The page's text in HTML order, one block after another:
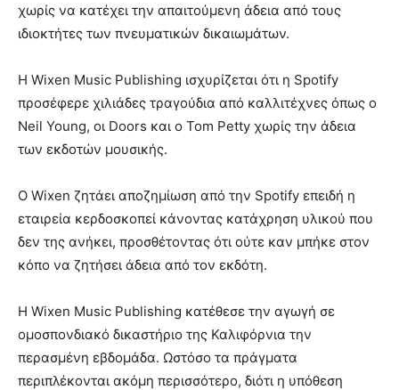
χωρίς να κατέχει την απαιτούμενη άδεια από τους
ιδιοκτήτες των πνευματικών δικαιωμάτων.
Η Wixen Music Publishing ισχυρίζεται ότι η Spotify
προσέφερε χιλιάδες τραγούδια από καλλιτέχνες όπως ο
Neil Young, οι Doors και ο Tom Petty χωρίς την άδεια
των εκδοτών μουσικής.
Ο Wixen ζητάει αποζημίωση από την Spotify επειδή η
εταιρεία κερδοσκοπεί κάνοντας κατάχρηση υλικού που
δεν της ανήκει, προσθέτοντας ότι ούτε καν μπήκε στον
κόπο να ζητήσει άδεια από τον εκδότη.
Η Wixen Music Publishing κατέθεσε την αγωγή σε
ομοσπονδιακό δικαστήριο της Καλιφόρνια την
περασμένη εβδομάδα. Ωστόσο τα πράγματα
περιπλέκονται ακόμη περισσότερο, διότι η υπόθεση